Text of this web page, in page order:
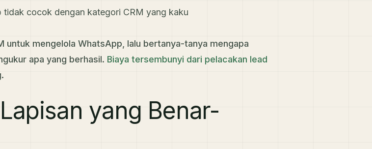
tidak cocok dengan kategori CRM yang kaku
untuk mengelola WhatsApp, lalu bertanya-tanya mengapa
apa yang berhasil. Biaya tersembunyi dari pelacakan lead
yang Benar-